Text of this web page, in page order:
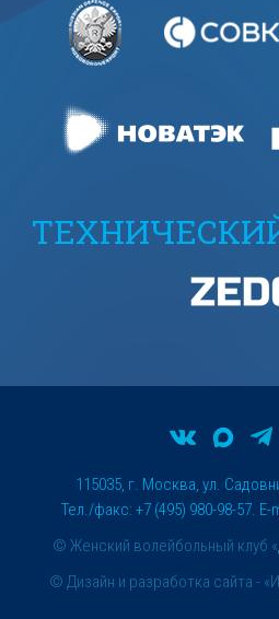
© Женский волейбольный клуб
115035, г. Москва, ул.
Тел./факс: +7 (495) 980-98-57. E-
© Дизайн и разработка сайта -